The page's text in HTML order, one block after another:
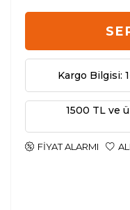
Kargo Bilgisi:
1500 TL ve
FIYAT ALARMI